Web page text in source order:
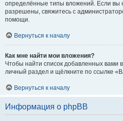
определённые типы вложений. Если вы
разрешены, свяжитесь с
помощи.
Вернуться к началу
Как мне найти мои вложения?
Чтобы найти список добавленных вами
личный раздел и щёлкните по ссылке
Вернуться к началу
Информация о phpBB